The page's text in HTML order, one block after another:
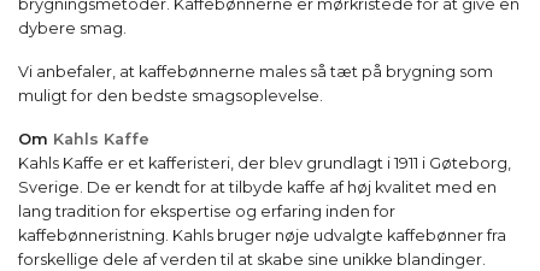
brygningsmetoder. Kaffebønnerne er mørkristede for at give en
dybere smag.
Vi anbefaler, at kaffebønnerne males så tæt på brygning som
muligt for den bedste smagsoplevelse.
Om Kahls Kaffe
Kahls Kaffe er et kafferisteri, der blev grundlagt i 1911 i Gøteborg,
Sverige. De er kendt for at tilbyde kaffe af høj kvalitet med en
lang tradition for ekspertise og erfaring inden for
kaffebønneristning. Kahls bruger nøje udvalgte kaffebønner fra
forskellige dele af verden til at skabe sine unikke blandinger.